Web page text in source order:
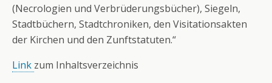
(Necrologien und Verbrüderungsbücher), Siegeln,
Stadtbüchern, Stadtchroniken, den Visitationsakten
der Kirchen und den Zunftstatuten.“
Link zum Inhaltsverzeichnis